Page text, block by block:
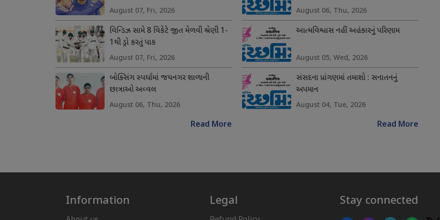
August 07, Fri, 2026
વિન્ડિઝ સામે 8 વિકેટે જીત મેળવી શ્રેણી 1-
1થી ડ્રો કરતું પાક
August 07, Fri, 2026
બોક્સિંગ સ્પર્ધામાં જયનગર શાળાની
છાત્રાઓ અવ્વલ
August 06, Thu, 2026
Read More
August 06, Thu, 2026
આત્મવિશ્વાસ નહીં અહંકારનું પરિણામ
August 05, Wed, 2026
સંસદના પ્રાંગણમાં તમાશો : સનાતનનું
અપમાન
August 04, Tue, 2026
Read More
Information Legal Stay connected